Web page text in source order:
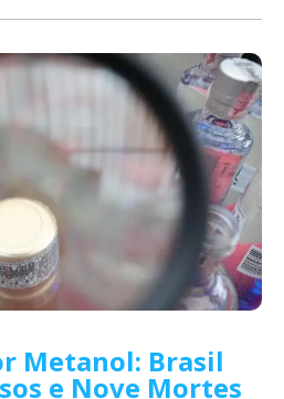
Metanol: Brasil
e Nove Mortes